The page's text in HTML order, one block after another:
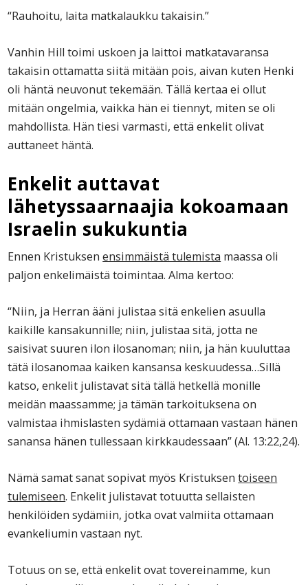
“Rauhoitu, laita matkalaukku takaisin.”
Vanhin Hill toimi uskoen ja laittoi matkatavaransa
takaisin ottamatta siitä mitään pois, aivan kuten Henki
oli häntä neuvonut tekemään. Tällä kertaa ei ollut
mitään ongelmia, vaikka hän ei tiennyt, miten se oli
mahdollista. Hän tiesi varmasti, että enkelit olivat
auttaneet häntä.
Enkelit auttavat
lähetyssaarnaajia kokoamaan
Israelin sukukuntia
Ennen Kristuksenensimmäistä tulemista maassa oli
paljon enkelimäistä toimintaa. Alma kertoo:
“Niin, ja Herran ääni julistaa sitä enkelien asuulla
kaikille kansakunnille; niin, julistaa sitä, jotta ne
saisivat suuren ilon ilosanoman; niin, ja hän kuuluttaa
tätä ilosanomaa kaiken kansansa keskuudessa…Sillä
katso, enkelit julistavat sitä tällä hetkellä monille
meidän maassamme; ja tämän tarkoituksena on
valmistaa ihmislasten sydämiä ottamaan vastaan hänen
sanansa hänen tullessaan kirkkaudessaan” (Al. 13:22,24).
Nämä samat sanat sopivat myös Kristuksentoiseen
tulemiseen. Enkelit julistavat totuutta sellaisten
henkilöiden sydämiin, jotka ovat valmiita ottamaan
evankeliumin vastaan nyt.
Totuus on se, että enkelit ovat tovereinamme, kun